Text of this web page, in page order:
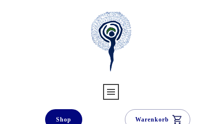
Shop Warenkorb